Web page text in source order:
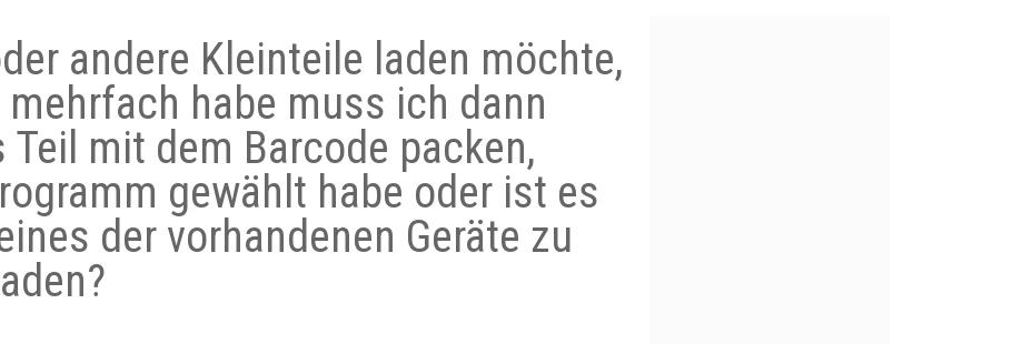
andere Kleinteile laden möchte,
habe muss ich dann
mit dem Barcode packen,
gewählt habe oder ist es
der vorhandenen Geräte zu